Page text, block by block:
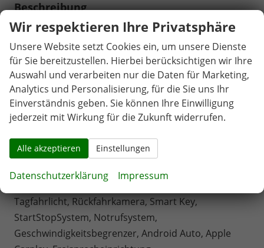
Beschreibung
Fahrersitz höhenverstellbar, Lederlenkrad, Sitzbezug
Stoff, Lenkrad höhenverstellbar, Beheizbares
Lenkrad, Multifunktionslenkrad, Isofix, 17 Zoll
Alufelgen Black Line, Dachreling, ABS, Außenspiegel
elektrisch anklappbar, Fensterheber elektrisch,
Klimaautomatik, Seitenairbags, Servolenkung,
Sitzheizung, ESP, Tempomat, Wegfahrsperre,
Zentralverriegelung mit Funk, Beifahrerairbag,
Fahrerairbag, Parkpilot hinten, Parkpilot vorne,
Reifendruckkontrolle, Spurhalteassistent,
Totwinkelassistent, LED-Scheinwerfer, LED-
Tagfahrlicht, Rückfahrkamera, Smart Key,
StartStopSystem, Notrufsystem,
Geschwindigkeitsbegrenzer, Android Auto, Apple
Wir respektieren Ihre Privatsphäre
Unsere Website setzt Cookies ein, um unsere Dienste
für Sie bereitzustellen. Hierbei berücksichtigen wir Ihre
Auswahl und verarbeiten nur die Daten für Marketing,
Analytics und Personalisierung, für die Sie uns Ihr
Einverständnis geben. Sie können Ihre Einwilligung
jederzeit mit Wirkung für die Zukunft widerrufen.
Alle akzeptieren Einstellungen
Datenschutzerklärung Impressum